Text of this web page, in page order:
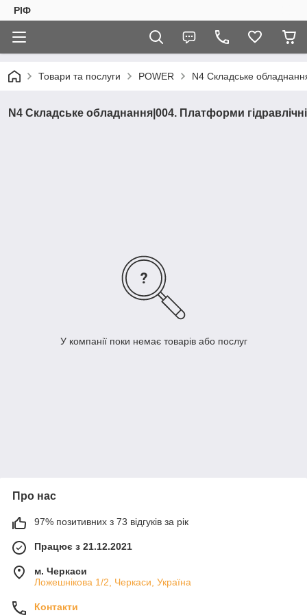
РІФ
Товари та послуги POWER N4 Складське
N4 Складське обладнання|004. Платформи гідравлічні
У компанії поки немає товарів або послуг
Про нас
97% позитивних з 73 відгуків за рік
Працює з 21.12.2021
м. Черкаси
Ложешнікова 1/2, Черкаси, Україна
Контакти